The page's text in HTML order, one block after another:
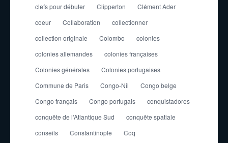
clefs pour débuter
Clipperton
Clément Ader
coeur
Collaboration
collectionner
collection originale
Colombo
colonies
colonies allemandes
colonies françaises
Colonies générales
Colonies portugaises
Commune de Paris
Congo-Nil
Congo belge
Congo français
Congo portugais
conquistadores
conquête de l'Atlantique Sud
conquête spatiale
conseils
Constantinople
Coq